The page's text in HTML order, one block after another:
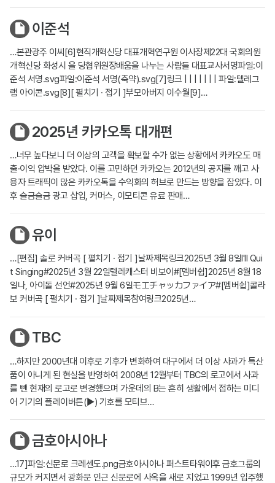
이준석
…본관광주 이씨[6]현직개혁신당 대표개혁연구원 이사장제22대 국회의원
개혁신당 화성시 을 당협위원장배움을 나누는 사람들 대표교사서명파일:이
준석 서명.svg파일:이준석 서명(축약).svg[7]링크 | | | | | | | 파일:텔레그
램 아이콘.svg[8][ 펼치기 · 접기 ]부모아버지 이수월[9]…
2025년 카카오톡 대개편
…너무 높다보니 더 이상의 고객을 확보할 수가 없는 상황에서 카카오도 매
출·이익 압박을 받았다. 이를 고민하던 카카오는 2012년의 공지를 깨고 사
용자 트래픽이 많은 카카오톡을 수익화의 허브로 만드는 방향을 잡았다. 이
후 슬금슬금 광고 삽입, 커머스, 이모티콘 유료 판매…
유이
…[편집] 솔로 커버곡 [ 펼치기 · 접기 ]날짜제목링크2025년 3월 8일I'll Qui
t Singing#2025년 3월 22일텔레캐스터 비보이#[멤버쉽]2025년 8월 18
일나, 아이돌 선언#2025년 9월 6일モエチャッカファイア#[멤버쉽]콜라
보 커버곡 [ 펼치기 · 접기 ]날짜제목참여링크2025년…
TBC
…하지만 2000년대 이후로 기후가 변화하여 대구에서 더 이상 사과가 특산
품이 아니게 된 현실을 반영하여 2008년 12월부터 TBC의 로고에서 사과
를 뺀 현재의 로고로 변경했으며 가운데의 B는 흔히 생활에서 접하는 미디
어 기기의 플레이버튼(▶) 기호를 모티브…
금호아시아나
…17]파일:신문로 크레센도.png금호아시아나 퍼스트타워이후 금호그룹의
규모가 커지면서 광화문 인근 신문로에 사옥을 새로 지었고 1999년 입주했